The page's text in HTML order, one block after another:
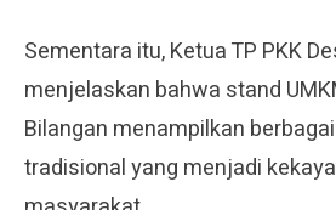
Sementara itu, Ketua TP PKK
menjelaskan bahwa stand
Bilangan menampilkan
tradisional yang menjadi